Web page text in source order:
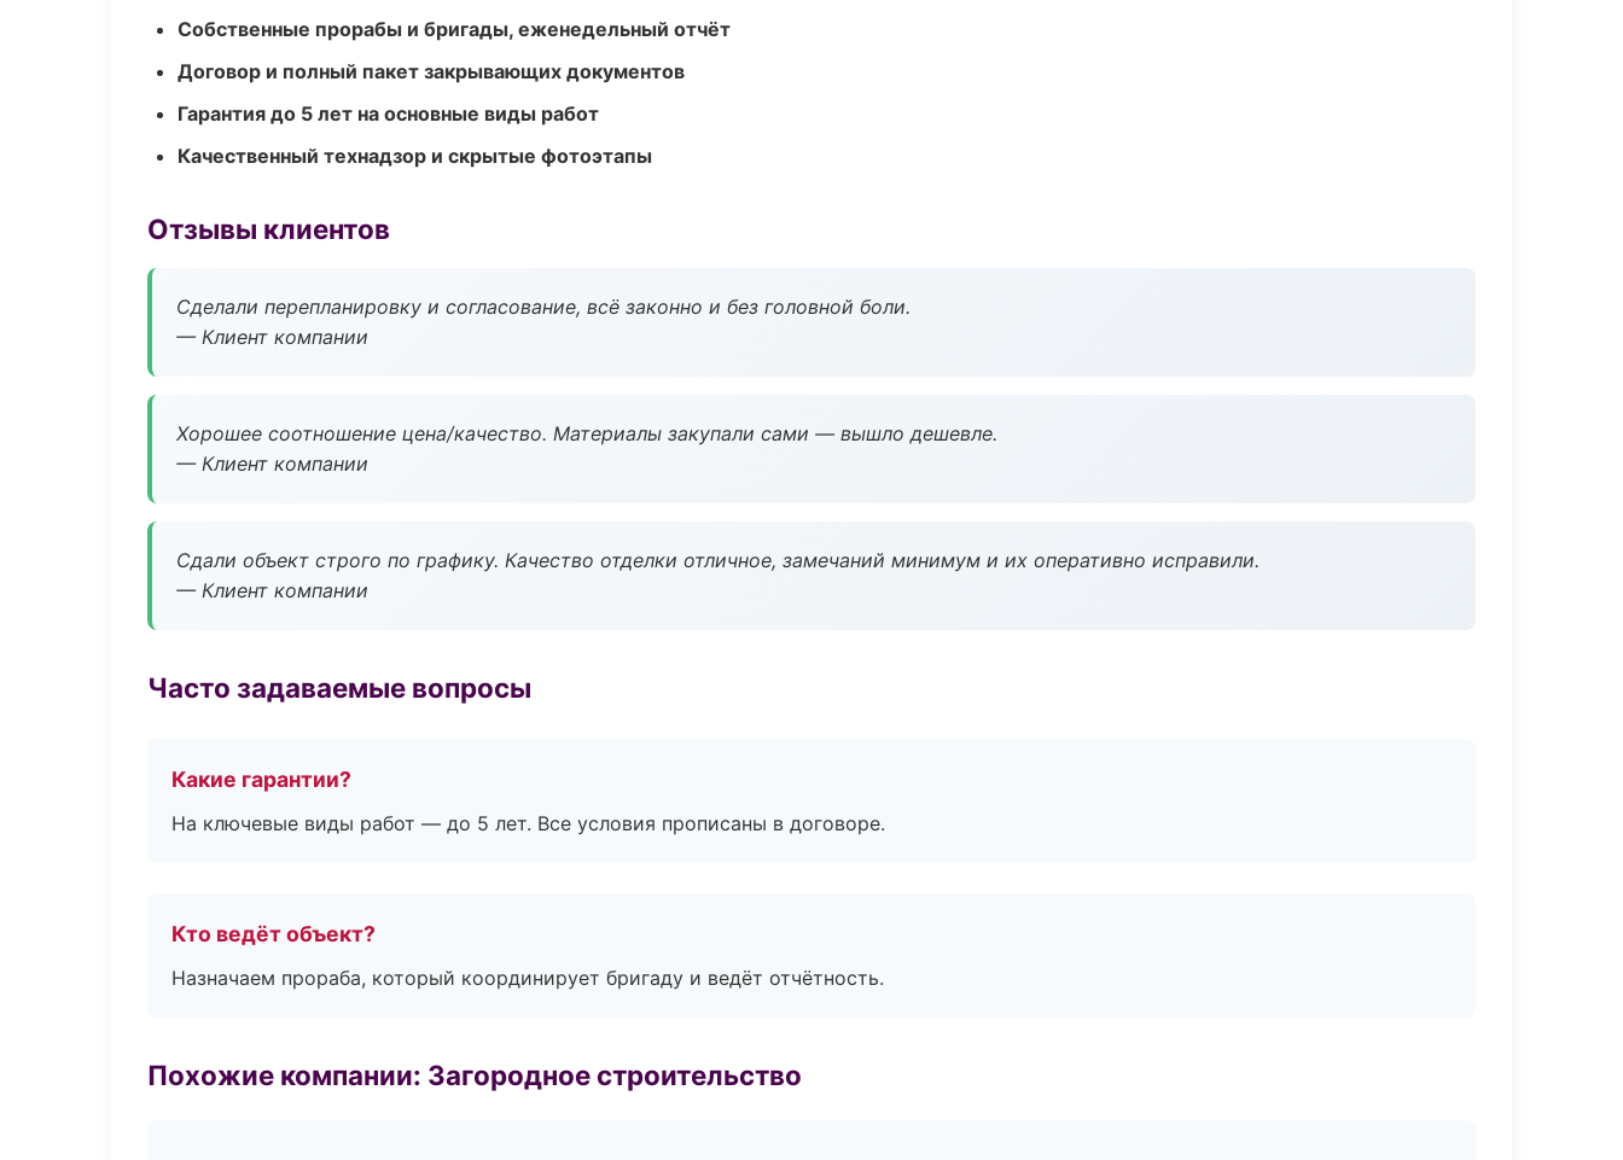
Собственные прорабы и бригады, еженедельный отчёт
Договор и полный пакет закрывающих документов
Гарантия до 5 лет на основные виды работ
Качественный технадзор и скрытые фотоэтапы
Отзывы клиентов
Сделали перепланировку и согласование, всё законно и без головной боли.
— Клиент компании
Хорошее соотношение цена/качество. Материалы закупали сами — вышло дешевле.
— Клиент компании
Сдали объект строго по графику. Качество отделки отличное, замечаний минимум и их оперативно исправили.
— Клиент компании
Часто задаваемые вопросы
Какие гарантии?
На ключевые виды работ — до 5 лет. Все условия прописаны в договоре.
Кто ведёт объект?
Назначаем прораба, который координирует бригаду и ведёт отчётность.
Похожие компании: Загородное строительство